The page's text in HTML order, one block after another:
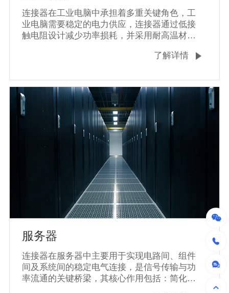
连接器在工业电脑中承担着多重关键角色，工
业电脑需要稳定的电力供应，连接器通过低接
触电阻设计减少功率损耗，并采用耐高温材料
速数据传输场景下，连接器需保障信号完整
抗干扰结构（如X-CONTACT技术）减少电磁干
扰，确保控制信号和传感器数据的精准传输‌；
模块化设计是工业电脑的核心优势，连接器支
持快速插拔和扩展。通过标准化接口（如
PCIe、M12），可灵活集成显卡、数据采集卡
等模块，降低维护成本并提升设备生命周期‌。
了解详情
服务器
连接器在服务器中主要用于实现电路间、组件
间及系统间的稳定电气连接，是信号传输与功
率流通的关键桥梁‌，其核心作用包括：简化服